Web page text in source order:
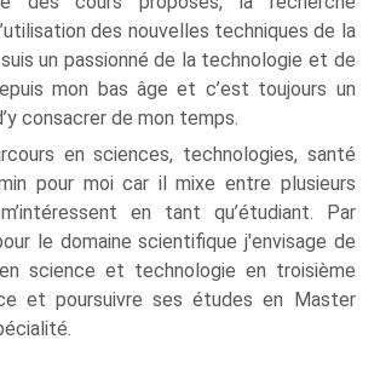
des nouvelles techniques de la
un passionné de la technologie et de
mon bas âge et c’est toujours un
consacrer de mon temps.
en sciences, technologies, santé
pour moi car il mixe entre plusieurs
en tant qu’étudiant. Par
le domaine scientifique j'envisage de
science et technologie en troisième
et poursuivre ses études en Master